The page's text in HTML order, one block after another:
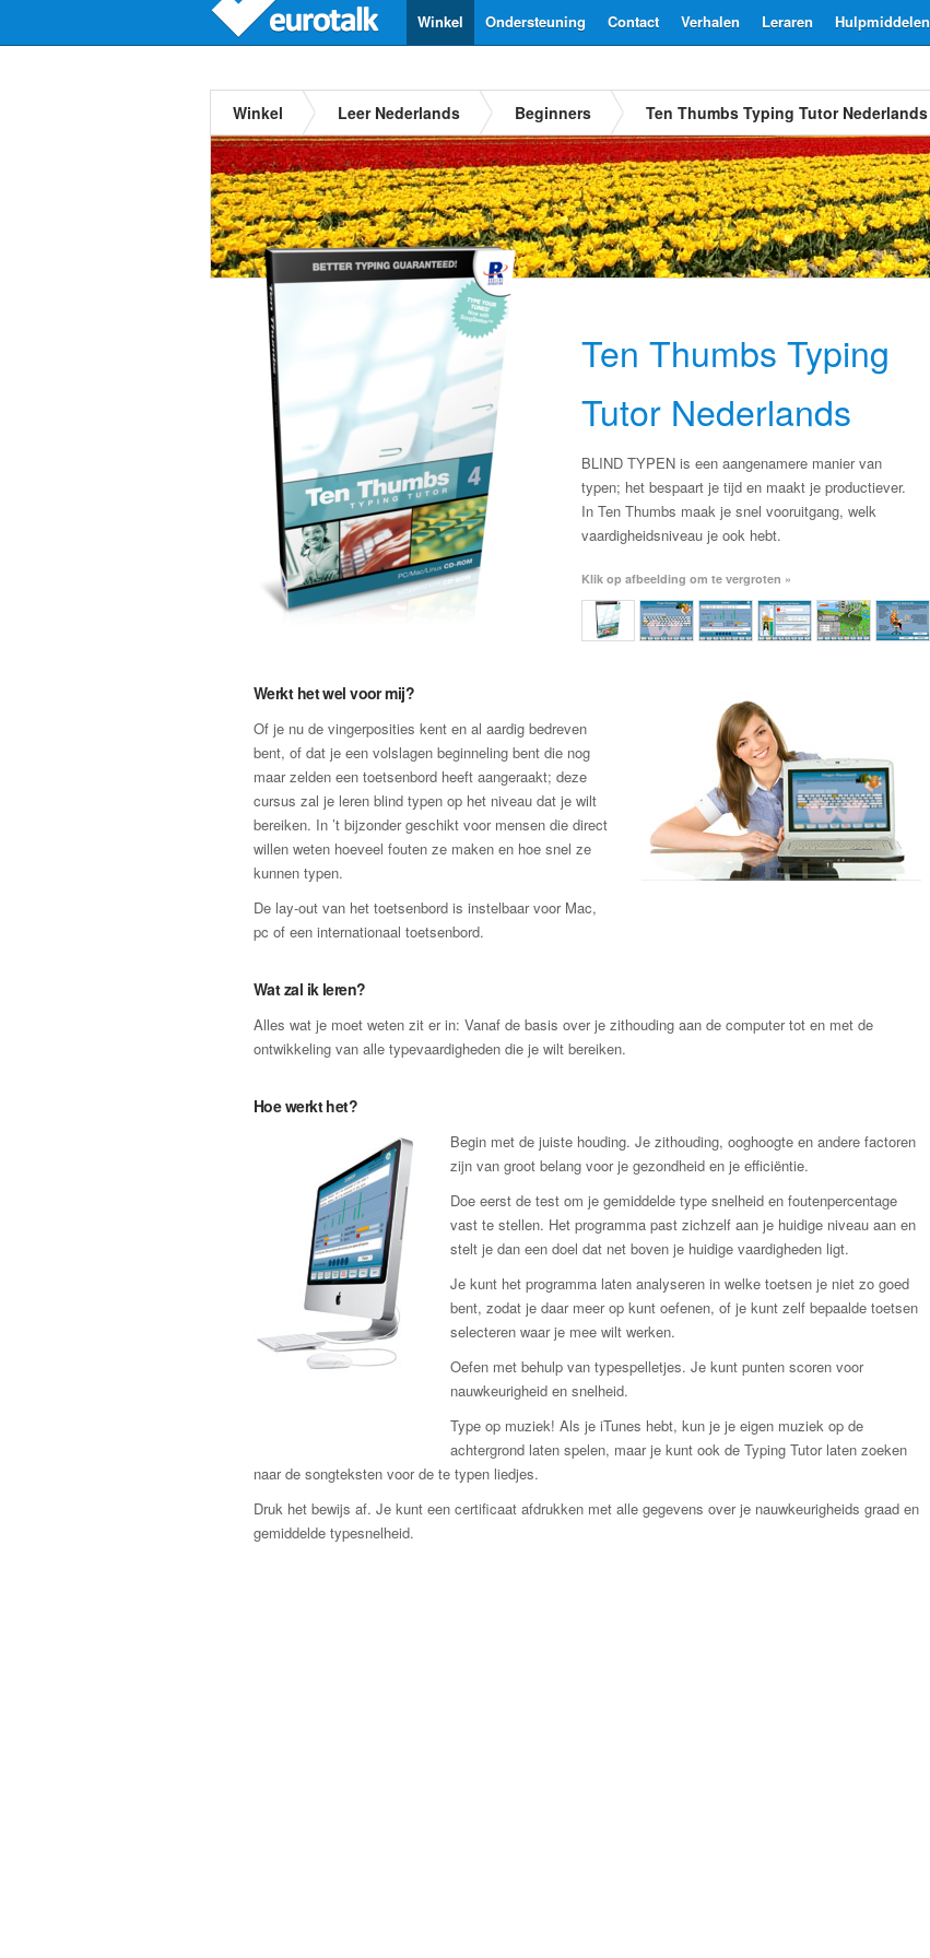
Hulpmiddelen
Leraren
Verhalen
Contact
Ondersteuning
Winkel
Winkel Leer Nederlands Beginners Ten Thumbs Typing Tutor Nederlands
Ten Thumbs Typing
Tutor Nederlands
BLIND TYPEN is een aangenamere manier van
typen; het bespaart je tijd en maakt je productiever.
In Ten Thumbs maak je snel vooruitgang, welk
vaardigheidsniveau je ook hebt.
Klik op afbeelding om te vergroten »
Werkt het wel voor mij?
Of je nu de vingerposities kent en al aardig bedreven
bent, of dat je een volslagen beginneling bent die nog
maar zelden een toetsenbord heeft aangeraakt; deze
cursus zal je leren blind typen op het niveau dat je wilt
bereiken. In ’t bijzonder geschikt voor mensen die direct
willen weten hoeveel fouten ze maken en hoe snel ze
kunnen typen.
De lay-out van het toetsenbord is instelbaar voor Mac,
pc of een internationaal toetsenbord.
Wat zal ik leren?
Alles wat je moet weten zit er in: Vanaf de basis over je zithouding aan de computer tot en met de
ontwikkeling van alle typevaardigheden die je wilt bereiken.
Hoe werkt het?
Begin met de juiste houding. Je zithouding, ooghoogte en andere factoren
zijn van groot belang voor je gezondheid en je efficiëntie.
Doe eerst de test om je gemiddelde type snelheid en foutenpercentage
vast te stellen. Het programma past zichzelf aan je huidige niveau aan en
stelt je dan een doel dat net boven je huidige vaardigheden ligt.
Je kunt het programma laten analyseren in welke toetsen je niet zo goed
bent, zodat je daar meer op kunt oefenen, of je kunt zelf bepaalde toetsen
selecteren waar je mee wilt werken.
Oefen met behulp van typespelletjes. Je kunt punten scoren voor
nauwkeurigheid en snelheid.
Type op muziek! Als je iTunes hebt, kun je je eigen muziek op de
achtergrond laten spelen, maar je kunt ook de Typing Tutor laten zoeken
naar de songteksten voor de te typen liedjes.
Druk het bewijs af. Je kunt een certificaat afdrukken met alle gegevens over je nauwkeurigheids graad en
gemiddelde typesnelheid.